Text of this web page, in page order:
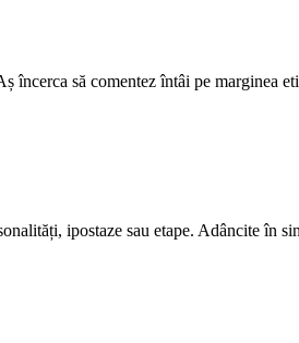
să comentez întâi pe marginea
ipostaze sau etape. Adâncite